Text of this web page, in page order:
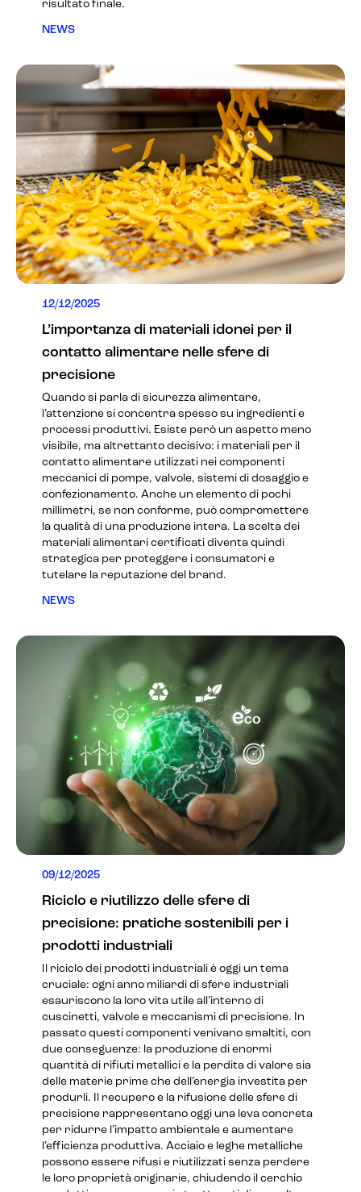
risultato finale.
NEWS
12/12/2025
L’importanza di materiali idonei per il
contatto alimentare nelle sfere di
precisione
Quando si parla di sicurezza alimentare,
l’attenzione si concentra spesso su ingredienti e
processi produttivi. Esiste però un aspetto meno
visibile, ma altrettanto decisivo: i materiali per il
contatto alimentare utilizzati nei componenti
meccanici di pompe, valvole, sistemi di dosaggio e
confezionamento. Anche un elemento di pochi
millimetri, se non conforme, può compromettere
la qualità di una produzione intera. La scelta dei
materiali alimentari certificati diventa quindi
strategica per proteggere i consumatori e
tutelare la reputazione del brand.
NEWS
09/12/2025
Riciclo e riutilizzo delle sfere di
precisione: pratiche sostenibili per i
prodotti industriali
Il riciclo dei prodotti industriali è oggi un tema
cruciale: ogni anno miliardi di sfere industriali
esauriscono la loro vita utile all’interno di
cuscinetti, valvole e meccanismi di precisione. In
passato questi componenti venivano smaltiti, con
due conseguenze: la produzione di enormi
quantità di rifiuti metallici e la perdita di valore sia
delle materie prime che dell’energia investita per
produrli. Il recupero e la rifusione delle sfere di
precisione rappresentano oggi una leva concreta
per ridurre l’impatto ambientale e aumentare
l’efficienza produttiva. Acciaio e leghe metalliche
possono essere rifusi e riutilizzati senza perdere
le loro proprietà originarie, chiudendo il cerchio